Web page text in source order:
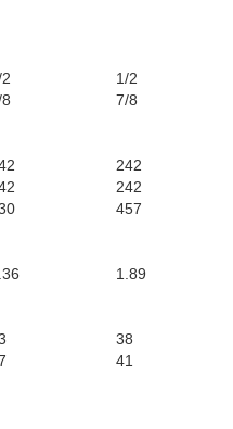
1/2
7/8
242
242
457
1.89
38
41